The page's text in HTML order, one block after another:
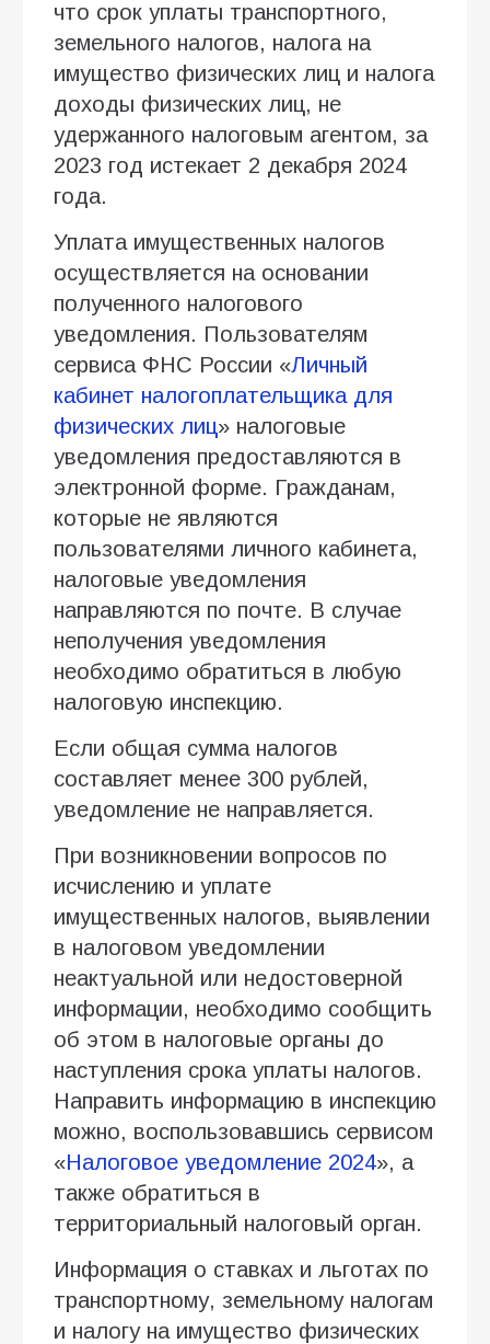
что срок уплаты транспортного,
земельного налогов, налога на
имущество физических лиц и налога
доходы физических лиц, не
удержанного налоговым агентом, за
2023 год истекает 2 декабря 2024
года.
Уплата имущественных налогов
осуществляется на основании
полученного налогового
уведомления. Пользователям
сервиса ФНС России «Личный
кабинет налогоплательщика для
физических лиц» налоговые
уведомления предоставляются в
электронной форме. Гражданам,
которые не являются
пользователями личного кабинета,
налоговые уведомления
направляются по почте. В случае
неполучения уведомления
необходимо обратиться в любую
налоговую инспекцию.
Если общая сумма налогов
составляет менее 300 рублей,
уведомление не направляется.
При возникновении вопросов по
исчислению и уплате
имущественных налогов, выявлении
в налоговом уведомлении
неактуальной или недостоверной
информации, необходимо сообщить
об этом в налоговые органы до
наступления срока уплаты налогов.
Направить информацию в инспекцию
можно, воспользовавшись сервисом
«Налоговое уведомление 2024», а
также обратиться в
территориальный налоговый орган.
Информация о ставках и льготах по
транспортному, земельному налогам
и налогу на имущество физических